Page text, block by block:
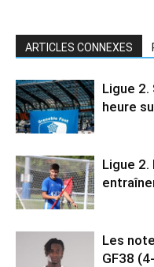
ARTICLES CONNEXES
Ligue 2.
heure
Ligue 2.
Les
GF38